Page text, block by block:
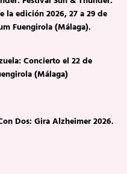
la edición 2026, 27 a 29 de
Fuengirola (Málaga).
Concierto el 22 de
(Málaga)
Dos: Gira Alzheimer 2026.